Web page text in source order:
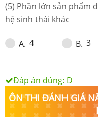
(5) Phần lớn sản phẩm
hệ sinh thái khác
A. 4 B. 3
Đáp án đúng: D
ÔN THI ĐÁNH GIÁ